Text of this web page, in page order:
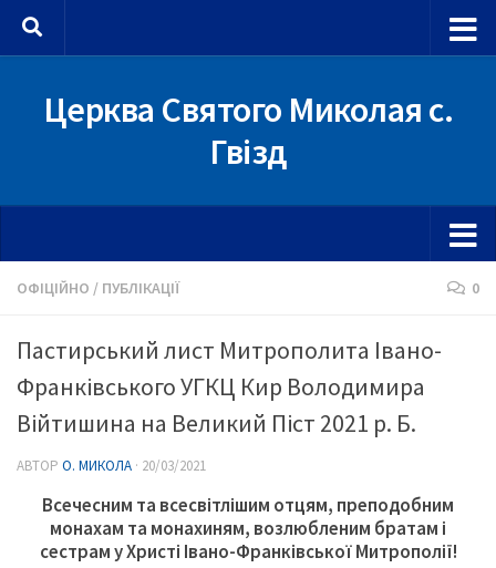
Skip to content
Церква Святого Миколая с.
Гвізд
ОФІЦІЙНО / ПУБЛІКАЦІЇ 0
Пастирський лист Митрополита Івано-
Франківського УГКЦ Кир Володимира
Війтишина на Великий Піст 2021 р. Б.
АВТОР О. МИКОЛА · 20/03/2021
Всечесним та всесвітлішим отцям, преподобним
монахам та монахиням, возлюбленим братам і
сестрам у Христі Івано-Франківської Митрополії!